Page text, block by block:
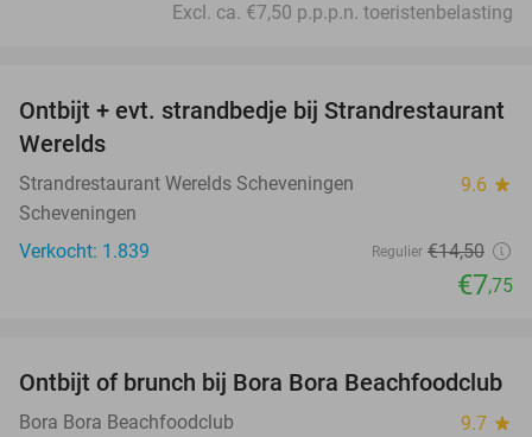
Excl. ca. €7,50 p.p.p.n. toeristenbelasting
47%
Ontbijt + evt. strandbedje bij Strandrestaurant
Werelds
Strandrestaurant Werelds Scheveningen 9.6 star
Scheveningen
Verkocht: 1.839
Regulier €14,50
€7,75
50%
Ontbijt of brunch bij Bora Bora Beachfoodclub
Bora Bora Beachfoodclub 9.7 star